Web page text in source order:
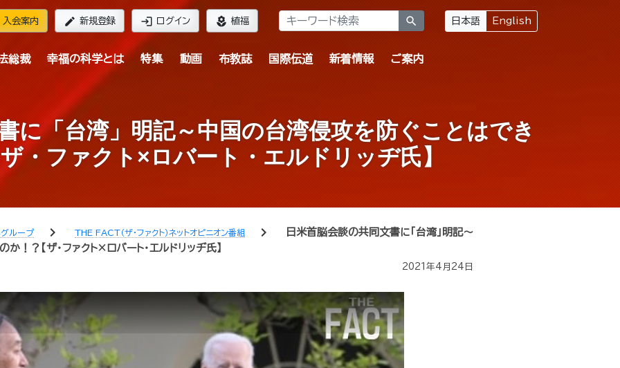
入会案内 edit 新規登録 login ログイン local_florist 植福 search 日本語 English
総裁 幸福の科学とは 特集 動画 布教誌 国際伝道 新着情報 ご案内
に「台湾」明記～中国の台湾侵攻を防ぐことはでき
・ファクト×ロバート・エルドリッヂ氏】
ループ chevron_right THE FACT（ザ・ファクト）ネットオピニオン番組 chevron_right
日米首脳会談の共同文書に「台湾」明記～
！？【ザ・ファクト×ロバート・エルドリッヂ氏】
2021年4月24日